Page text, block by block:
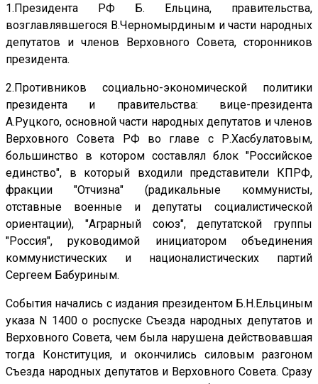
1.Президента РФ Б. Ельцина, правительства,
возглавлявшегося В.Черномырдиным и части народных
депутатов и членов Верховного Совета, сторонников
президента.
2.Противников социально-экономической политики
президента и правительства: вице-президента
А.Руцкого, основной части народных депутатов и членов
Верховного Совета РФ во главе с Р.Хасбулатовым,
большинство в котором составлял блок "Российское
единство", в который входили представители КПРФ,
фракции "Отчизна" (радикальные коммунисты,
отставные военные и депутаты социалистической
ориентации), "Аграрный союз", депутатской группы
"Россия", руководимой инициатором объединения
коммунистических и националистических партий
Сергеем Бабуриным.
События начались с издания президентом Б.Н.Ельциным
указа N 1400 о роспуске Съезда народных депутатов и
Верховного Совета, чем была нарушена действовавшая
тогда Конституция, и окончились силовым разгоном
Съезда народных депутатов и Верховного Совета. Сразу